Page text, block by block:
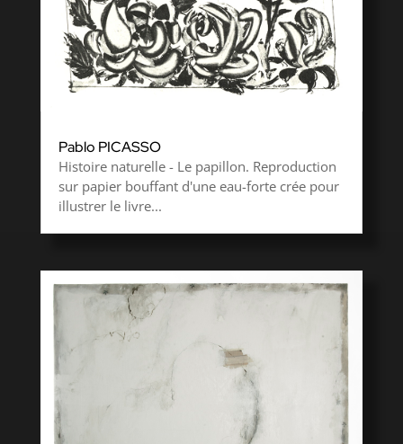
Pablo PICASSO
Histoire naturelle - Le papillon. Reproduction
sur papier bouffant d'une eau-forte crée pour
illustrer le livre...